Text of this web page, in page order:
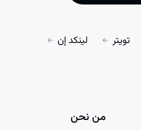
تويتر لينكد إن
من نحن